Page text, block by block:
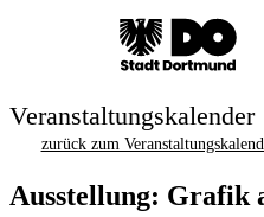
Veranstaltungskalender
zurück zum
Ausstellung: Grafik